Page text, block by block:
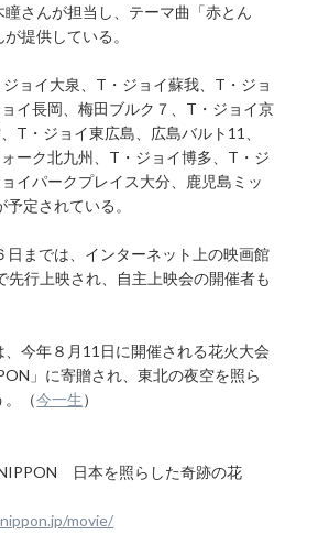
さんが担当し、テーマ曲「赤とん
提供している。
ョイ大泉、T・ジョイ蘇我、T・ジョ
イ長岡、梅田ブルク７、T・ジョイ京
T・ジョイ東広島、広島バルト11、
ーク北九州、T・ジョイ博多、T・ジ
イパークプレイス大分、鹿児島ミッ
定されている。
日までは、インターネット上の映画館
先行上映され、自主上映会の開催者も
今年８月11日に開催される花火大会
」に寄贈され、東北の夜空を照ら
。（今一生）
日本を照らした奇跡の花
movie/